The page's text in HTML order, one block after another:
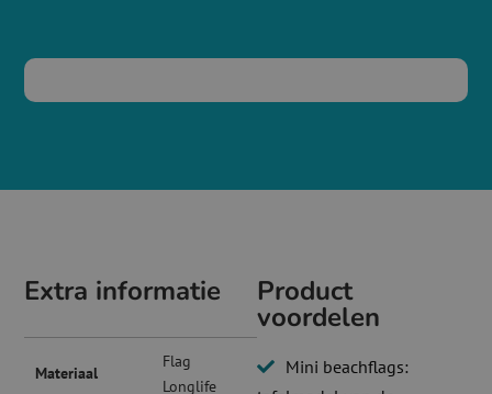
Product
voordelen
Mini beachflags:
Extra informatie
Materiaal
Flag
Longlife